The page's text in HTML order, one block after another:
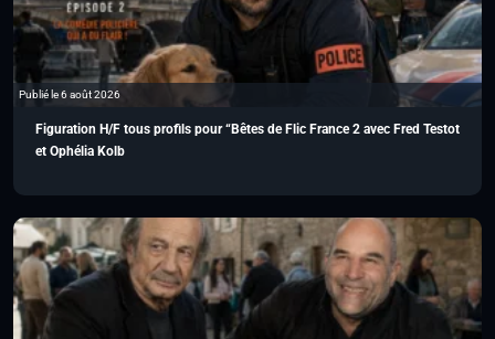
Publié le 6 août 2026
Figuration H/F tous profils pour “Bêtes de Flic France 2 avec Fred Testot
et Ophélia Kolb